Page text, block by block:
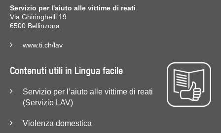
Servizio per l'aiuto alle vittime di reati
Via Ghiringhelli 19
6500 Bellinzona
www.ti.ch/lav
Contenuti utili in Lingua facile
Servizio per l’aiuto alle vittime di reati
(Servizio LAV)
Violenza domestica